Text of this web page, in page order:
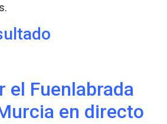
el Fuenlabrada
en directo